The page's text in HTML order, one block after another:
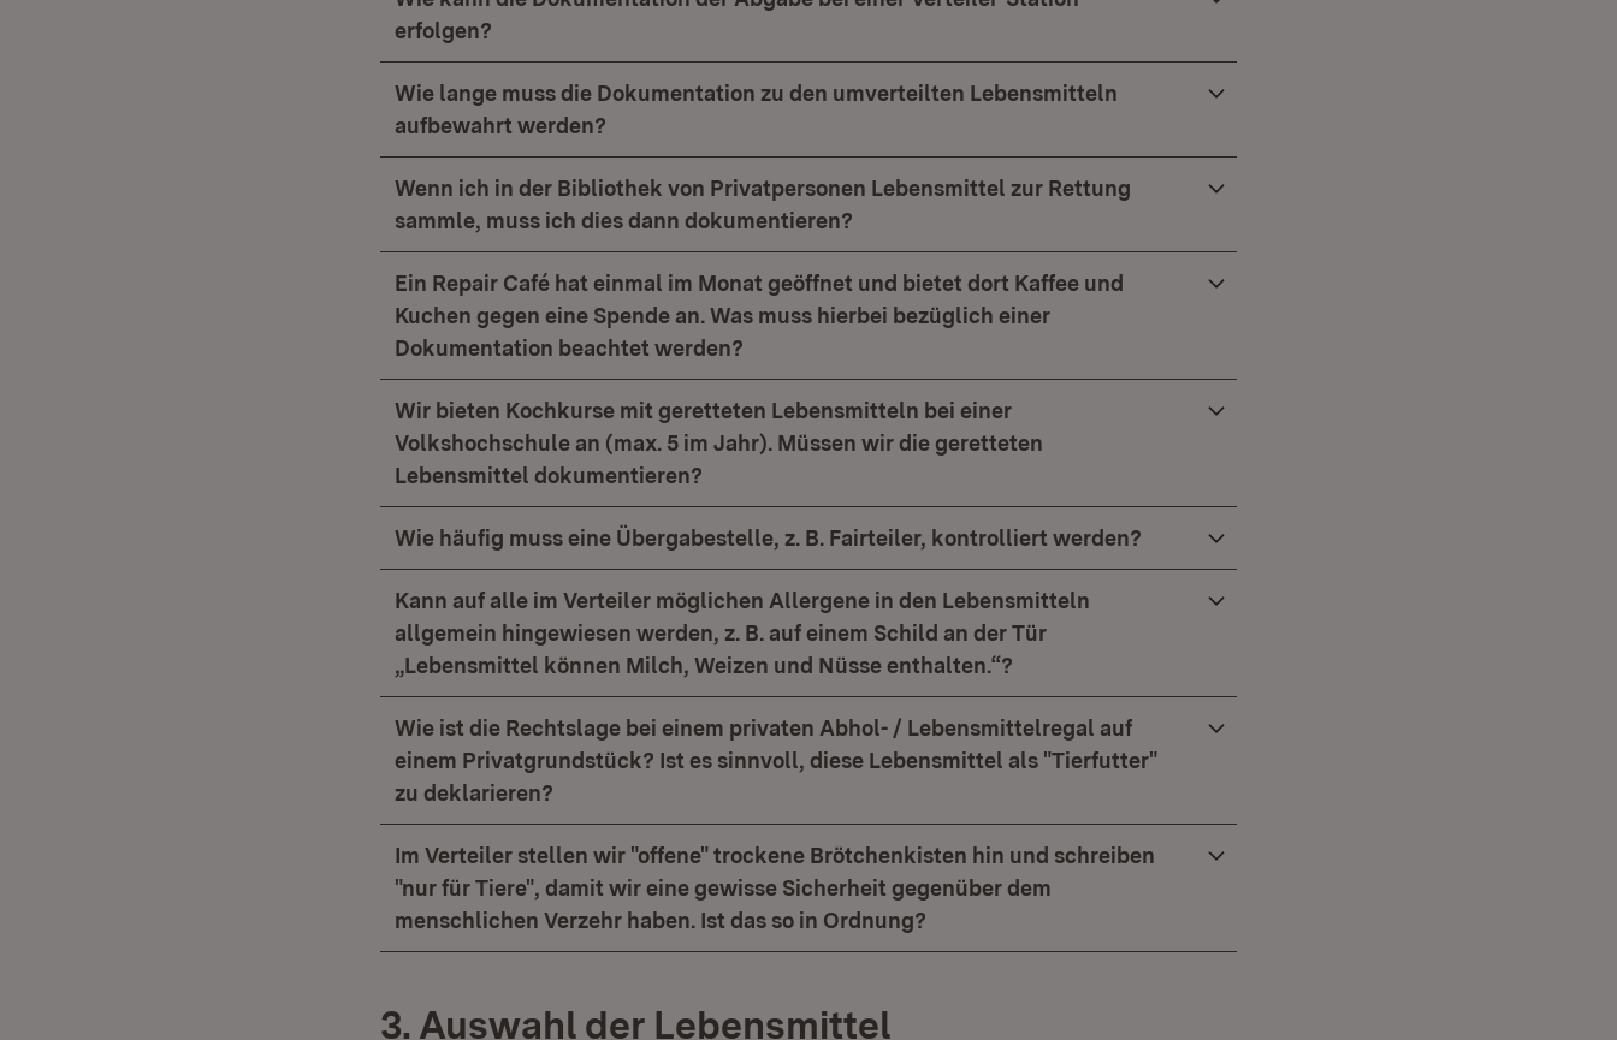
erfolgen?
Wie lange muss die Dokumentation zu den umverteilten Lebensmitteln
aufbewahrt werden?
Wenn ich in der Bibliothek von Privatpersonen Lebensmittel zur Rettung
sammle, muss ich dies dann dokumentieren?
Ein Repair Café hat einmal im Monat geöffnet und bietet dort Kaffee und
Kuchen gegen eine Spende an. Was muss hierbei bezüglich einer
Dokumentation beachtet werden?
Wir bieten Kochkurse mit geretteten Lebensmitteln bei einer
Volkshochschule an (max. 5 im Jahr). Müssen wir die geretteten
Lebensmittel dokumentieren?
Wie häufig muss eine Übergabestelle, z. B. Fairteiler, kontrolliert werden?
Kann auf alle im Verteiler möglichen Allergene in den Lebensmitteln
allgemein hingewiesen werden, z. B. auf einem Schild an der Tür
„Lebensmittel können Milch, Weizen und Nüsse enthalten.“?
Wie ist die Rechtslage bei einem privaten Abhol- / Lebensmittelregal auf
einem Privatgrundstück? Ist es sinnvoll, diese Lebensmittel als "Tierfutter"
zu deklarieren?
Im Verteiler stellen wir "offene" trockene Brötchenkisten hin und schreiben
"nur für Tiere", damit wir eine gewisse Sicherheit gegenüber dem
menschlichen Verzehr haben. Ist das so in Ordnung?
3. Auswahl der Lebensmittel